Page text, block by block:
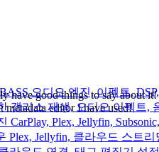
오디오 엔진, 이펙트,
갭리스 재생, 오디오 이펙트
CarPlay, Plex, Jellyfin,
Plex, Jellyfin, 클라우드 스트
have good things to say about it!
metadata editor I have used!
be a lot more customizable and